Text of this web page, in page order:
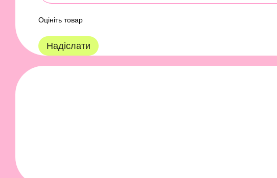
Оцініть товар
Надіслати